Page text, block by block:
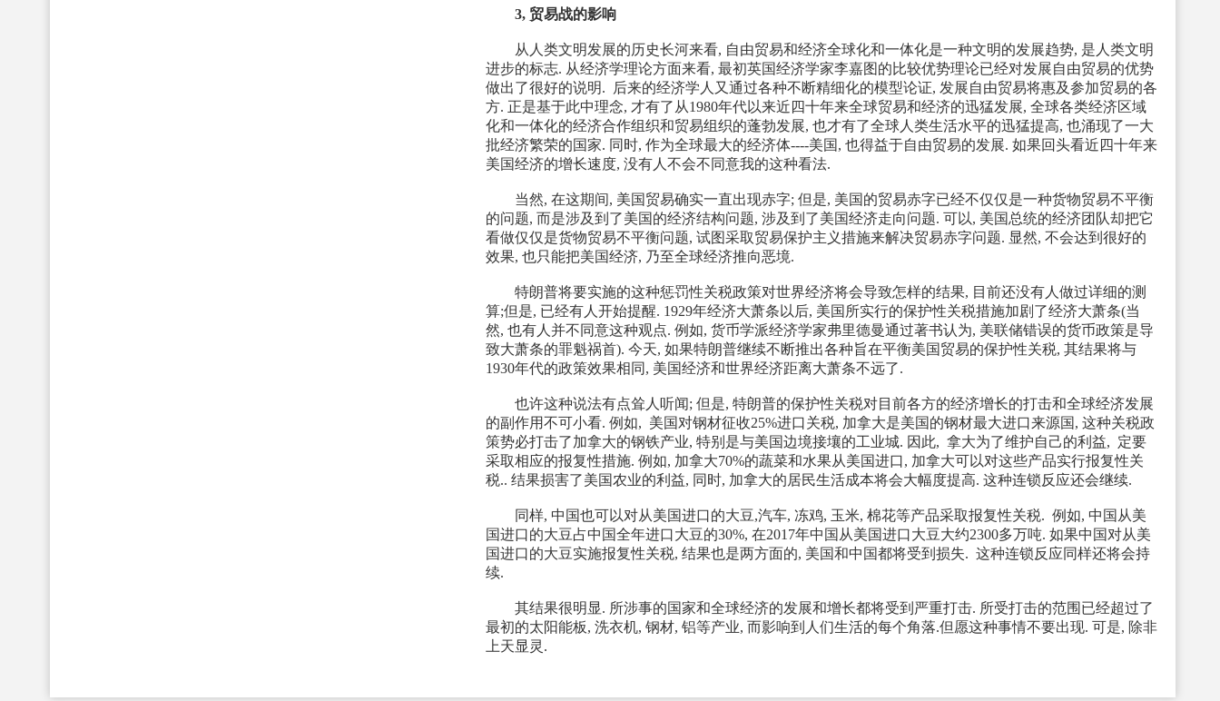
3, 贸易战的影响
从人类文明发展的历史长河来看, 自由贸易和经济全球化和一体化是一种文明的发展趋势, 是人类文明
进步的标志. 从经济学理论方面来看, 最初英国经济学家李嘉图的比较优势理论已经对发展自由贸易的优势
做出了很好的说明. 后来的经济学人又通过各种不断精细化的模型论证, 发展自由贸易将惠及参加贸易的各
方. 正是基于此中理念, 才有了从1980年代以来近四十年来全球贸易和经济的迅猛发展, 全球各类经济区域
化和一体化的经济合作组织和贸易组织的蓬勃发展, 也才有了全球人类生活水平的迅猛提高, 也涌现了一大
批经济繁荣的国家. 同时, 作为全球最大的经济体----美国, 也得益于自由贸易的发展. 如果回头看近四十年来
美国经济的增长速度, 没有人不会不同意我的这种看法.
当然, 在这期间, 美国贸易确实一直出现赤字; 但是, 美国的贸易赤字已经不仅仅是一种货物贸易不平衡
的问题, 而是涉及到了美国的经济结构问题, 涉及到了美国经济走向问题. 可以, 美国总统的经济团队却把它
看做仅仅是货物贸易不平衡问题, 试图采取贸易保护主义措施来解决贸易赤字问题. 显然, 不会达到很好的
效果, 也只能把美国经济, 乃至全球经济推向恶境.
特朗普将要实施的这种惩罚性关税政策对世界经济将会导致怎样的结果, 目前还没有人做过详细的测
算;但是, 已经有人开始提醒. 1929年经济大萧条以后, 美国所实行的保护性关税措施加剧了经济大萧条(当
然, 也有人并不同意这种观点. 例如, 货币学派经济学家弗里德曼通过著书认为, 美联储错误的货币政策是导
致大萧条的罪魁祸首). 今天, 如果特朗普继续不断推出各种旨在平衡美国贸易的保护性关税, 其结果将与
1930年代的政策效果相同, 美国经济和世界经济距离大萧条不远了.
也许这种说法有点耸人听闻; 但是, 特朗普的保护性关税对目前各方的经济增长的打击和全球经济发展
的副作用不可小看. 例如, 美国对钢材征收25%进口关税, 加拿大是美国的钢材最大进口来源国, 这种关税政
策势必打击了加拿大的钢铁产业, 特别是与美国边境接壤的工业城. 因此, 拿大为了维护自己的利益, 定要
采取相应的报复性措施. 例如, 加拿大70%的蔬菜和水果从美国进口, 加拿大可以对这些产品实行报复性关
税.. 结果损害了美国农业的利益, 同时, 加拿大的居民生活成本将会大幅度提高. 这种连锁反应还会继续.
同样, 中国也可以对从美国进口的大豆,汽车, 冻鸡, 玉米, 棉花等产品采取报复性关税. 例如, 中国从美
国进口的大豆占中国全年进口大豆的30%, 在2017年中国从美国进口大豆大约2300多万吨. 如果中国对从美
国进口的大豆实施报复性关税, 结果也是两方面的, 美国和中国都将受到损失. 这种连锁反应同样还将会持
续.
其结果很明显. 所涉事的国家和全球经济的发展和增长都将受到严重打击. 所受打击的范围已经超过了
最初的太阳能板, 洗衣机, 钢材, 铝等产业, 而影响到人们生活的每个角落.但愿这种事情不要出现. 可是, 除非
上天显灵.